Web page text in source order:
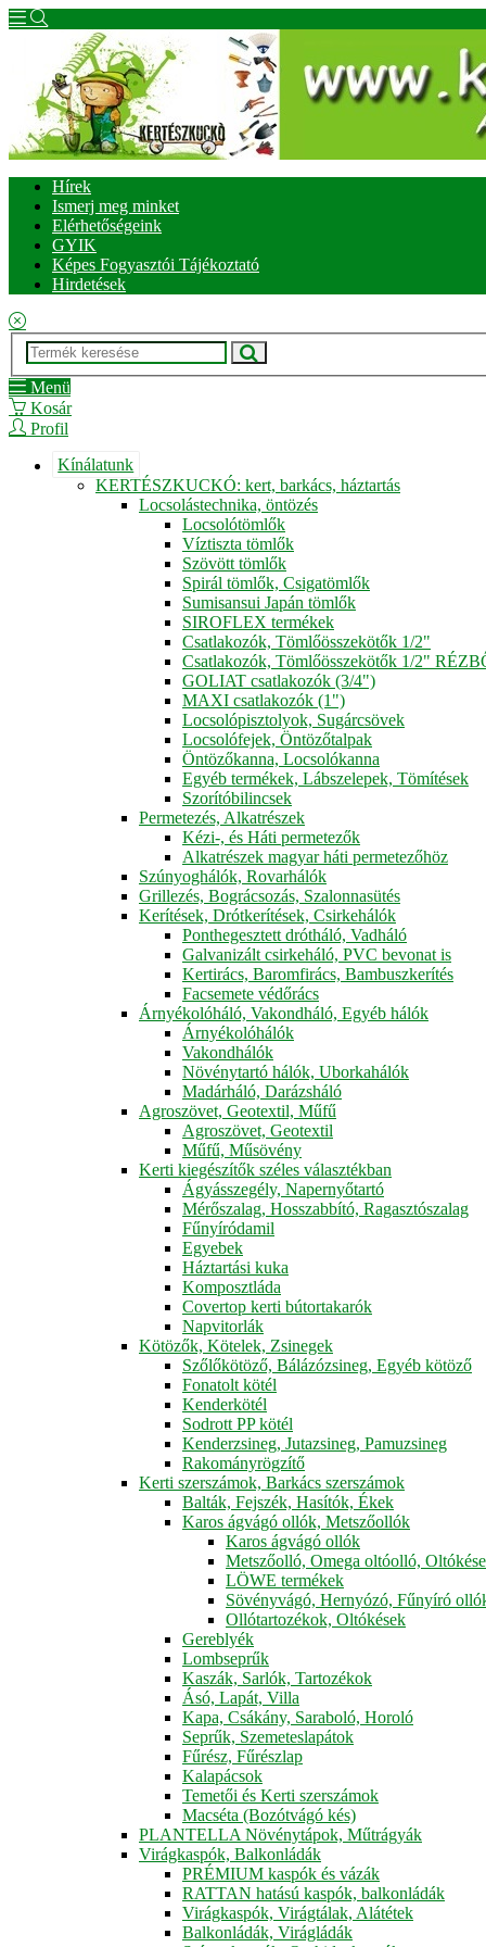
Hírek
Ismerj meg minket
Elérhetőségeink
GYIK
Képes Fogyasztói Tájékoztató
Hirdetések
Menü
Kosár
Profil
Kínálatunk
KERTÉSZKUCKÓ: kert, barkács, háztartás
Locsolástechnika, öntözés
Locsolótömlők
Víztiszta tömlők
Szövött tömlők
Spirál tömlők, Csigatömlők
Sumisansui Japán tömlők
SIROFLEX termékek
Csatlakozók, Tömlőösszekötők 1/2"
Csatlakozók, Tömlőösszekötők 1/2"
GOLIAT csatlakozók (3/4")
MAXI csatlakozók (1")
Locsolópisztolyok, Sugárcsövek
Locsolófejek, Öntözőtalpak
Öntözőkanna, Locsolókanna
Egyéb termékek, Lábszelepek, Tömítések
Szorítóbilincsek
Permetezés, Alkatrészek
Kézi-, és Háti permetezők
Alkatrészek magyar háti permetezőhöz
Szúnyoghálók, Rovarhálók
Grillezés, Bográcsozás, Szalonnasütés
Kerítések, Drótkerítések, Csirkehálók
Ponthegesztett drótháló, Vadháló
Galvanizált csirkeháló, PVC bevonat is
Kertirács, Baromfirács, Bambuszkerítés
Facsemete védőrács
Árnyékolóháló, Vakondháló, Egyéb hálók
Árnyékolóhálók
Vakondhálók
Növénytartó hálók, Uborkahálók
Madárháló, Darázsháló
Agroszövet, Geotextil, Műfű
Agroszövet, Geotextil
Műfű, Műsövény
Kerti kiegészítők széles választékban
Ágyásszegély, Napernyőtartó
Mérőszalag, Hosszabbító, Ragasztószalag
Fűnyíródamil
Egyebek
Háztartási kuka
Komposztláda
Covertop kerti bútortakarók
Napvitorlák
Kötözők, Kötelek, Zsinegek
Szőlőkötöző, Bálázózsineg, Egyéb kötöző
Fonatolt kötél
Kenderkötél
Sodrott PP kötél
Kenderzsineg, Jutazsineg, Pamuzsineg
Rakományrögzítő
Kerti szerszámok, Barkács szerszámok
Balták, Fejszék, Hasítók, Ékek
Karos ágvágó ollók, Metszőollók
Karos ágvágó ollók
Metszőolló, Omega oltóolló,
LÖWE termékek
Sövényvágó, Hernyózó, Fűnyíró
Ollótartozékok, Oltókések
Gereblyék
Lombseprűk
Kaszák, Sarlók, Tartozékok
Ásó, Lapát, Villa
Kapa, Csákány, Saraboló, Horoló
Seprűk, Szemeteslapátok
Fűrész, Fűrészlap
Kalapácsok
Temetői és Kerti szerszámok
Macséta (Bozótvágó kés)
PLANTELLA Növénytápok, Műtrágyák
Virágkaspók, Balkonládák
PRÉMIUM kaspók és vázák
RATTAN hatású kaspók, balkonládák
Virágkaspók, Virágtálak, Alátétek
Balkonládák, Virágládák